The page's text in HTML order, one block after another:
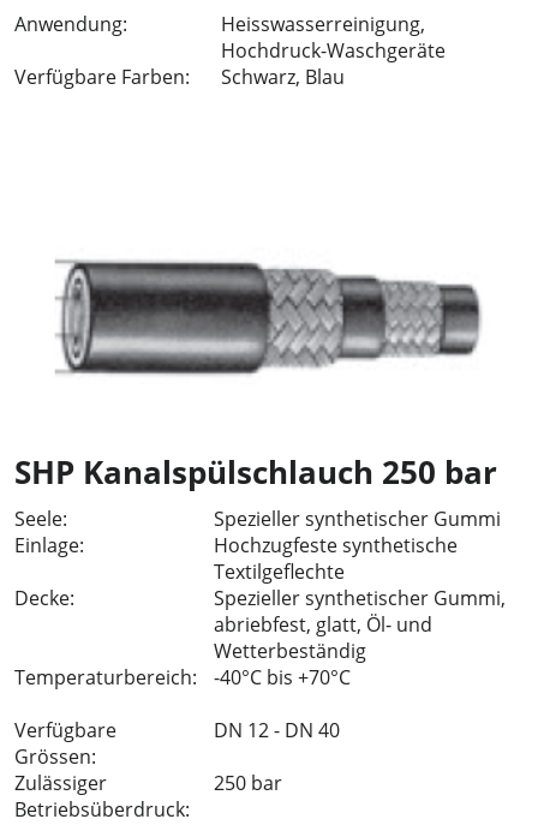
Anwendung:
Heisswasserreinigung,
Hochdruck-Waschgeräte
Verfügbare Farben:
Schwarz, Blau
SHP Kanalspülschlauch 250 bar
Seele:
Spezieller synthetischer Gummi
Einlage:
Hochzugfeste synthetische
Textilgeflechte
Decke:
Spezieller synthetischer Gummi,
abriebfest, glatt, Öl- und
Wetterbeständig
Temperaturbereich:
-40°C bis +70°C
Verfügbare
Grössen:
DN 12 - DN 40
Zulässiger
Betriebsüberdruck:
250 bar